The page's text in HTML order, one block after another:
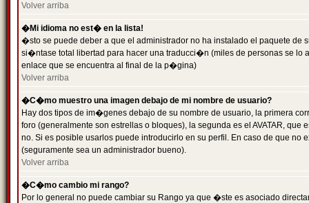
Volver arriba
�Mi idioma no est� en la lista!
�sto se puede deber a que el administrador no ha instalado el paquete
si�ntase total libertad para hacer una traducci�n (miles de personas se
enlace que se encuentra al final de la p�gina)
Volver arriba
�C�mo muestro una imagen debajo de mi nombre de usuario?
Hay dos tipos de im�genes debajo de su nombre de usuario, la primera
foro (generalmente son estrellas o bloques), la segunda es el AVATAR,
no. Si es posible usarlos puede introducirlo en su perfil. En caso de que
(seguramente sea un administrador bueno).
Volver arriba
�C�mo cambio mi rango?
Por lo general no puede cambiar su Rango ya que �ste es asociado